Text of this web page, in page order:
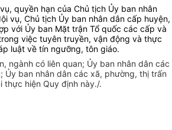
quyền hạn của Chủ tịch Ủy ban nhân
vụ, Chủ tịch Ủy ban nhân dân cấp huyện,
với Ủy ban Mặt trận Tổ quốc các cấp và
việc tuyên truyền, vận động và thực
luật về tín ngưỡng, tôn giáo.
ngành có liên quan; Ủy ban nhân dân các
Ủy ban nhân dân các xã, phường, thị trấn
thực hiện Quy định này./.